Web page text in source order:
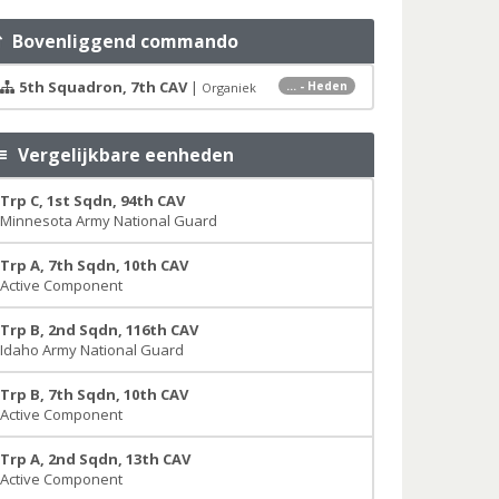
Bovenliggend commando
... - Heden
5th Squadron, 7th CAV| Organiek
Vergelijkbare eenheden
Trp C, 1st Sqdn, 94th CAV
Minnesota Army National Guard
Trp A, 7th Sqdn, 10th CAV
Active Component
Trp B, 2nd Sqdn, 116th CAV
Idaho Army National Guard
Trp B, 7th Sqdn, 10th CAV
Active Component
Trp A, 2nd Sqdn, 13th CAV
Active Component